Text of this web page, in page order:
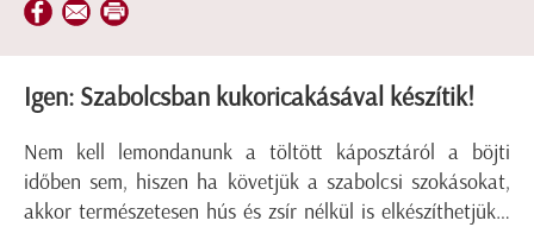
Igen: Szabolcsban kukoricakásával készítik!
Nem kell lemondanunk a töltött káposztáról a böjti
időben sem, hiszen ha követjük a szabolcsi szokásokat,
akkor természetesen hús és zsír nélkül is elkészíthetjük…